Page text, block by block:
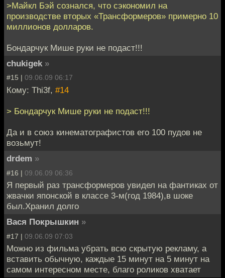
>Майкл Бэй сознался, что сэкономил на
производстве вторых «Трансформеров» примерно 10
миллионов долларов.
Бондарчук Мише руки не подаст!!!
chukigek »
#15 | 09.06.09 06:17
Кому: Thi3f, #14
> Бондарчук Мише руки не подаст!!!
Да и в союз кинематографистов его 100 пудов не
возьмут!
drdem »
#16 | 09.06.09 06:36
Я первый раз трансформеров увидел на фантиках от
жвачки японской в классе 3-м(год 1984),в шоке
был.Хранил долго
Вася Покрышкин »
#17 | 09.06.09 07:03
Можно из фильма убрать всю скрытую рекламу, а
вставить обычную, каждые 15 минут на 5 минут на
самом интересном месте, благо роликов хватает